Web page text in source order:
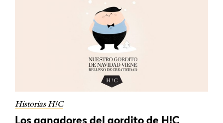
Historias H!C